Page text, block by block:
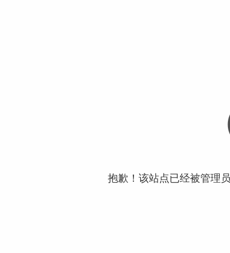
抱歉！该站点已经被管理